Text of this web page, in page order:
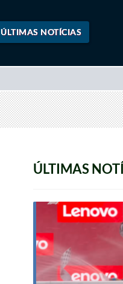
ÚLTIMAS NOTÍCIAS
ÚLTIMAS